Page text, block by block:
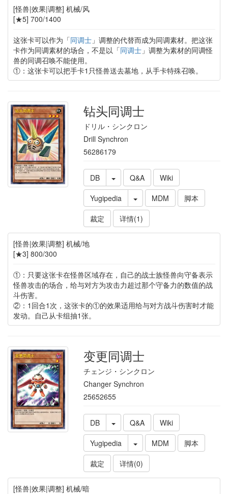
[怪兽|效果|调整] 机械/风
[★5] 700/1400
这张卡可以作为「同调士」调整的代替而成为同调素材。把这张
卡作为同调素材的场合，不是以「同调士」调整为素材的同调怪
兽的同调召唤不能使用。
①：这张卡可以把手卡1只怪兽送去墓地，从手卡特殊召唤。
钻头同调士
ドリル・シンクロン
Drill Synchron
56286179
DB Q&A
Wiki
Yugipedia
MDM
脚本
裁定
详情(1)
[怪兽|效果|调整] 机械/地
[★3] 800/300
①：只要这张卡在怪兽区域存在，自己的战士族怪兽向守备表示
怪兽攻击的场合，给与对方为攻击力超过那个守备力的数值的战
斗伤害。
②：1回合1次，这张卡的①的效果适用给与对方战斗伤害时才能
发动。自己从卡组抽1张。
变更同调士
チェンジ・シンクロン
Changer Synchron
25652655
DB Q&A
Wiki
Yugipedia
MDM
脚本
裁定
详情(0)
[怪兽|效果|调整] 机械/暗